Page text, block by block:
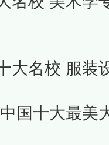
大名校 服装
国十大最美